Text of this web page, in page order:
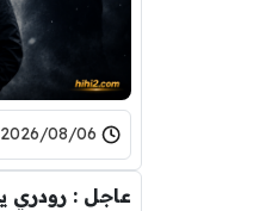
2026/08/06 - 13:55